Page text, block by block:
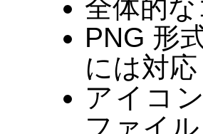
全体的
PNG 形
には対
アイコ
ファイ